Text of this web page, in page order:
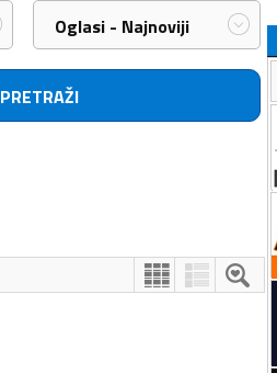
Oglasi - Najnoviji
PRETRAŽI